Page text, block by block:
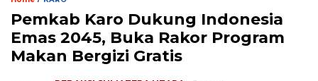
Pemkab Karo Dukung Indonesia
Emas 2045, Buka Rakor Program
Makan Bergizi Gratis